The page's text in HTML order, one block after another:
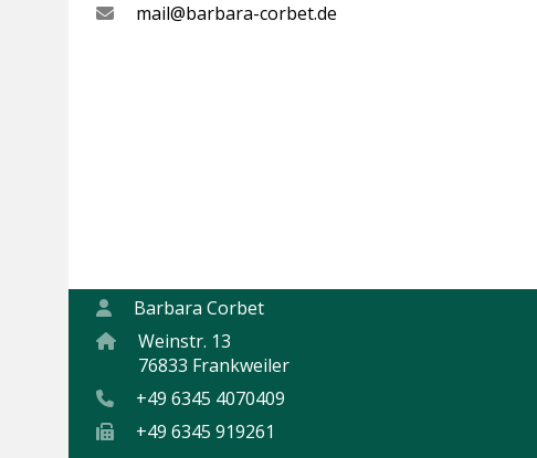
mail@barbara-corbet.de
Barbara Corbet
Weinstr. 13
76833 Frankweiler
+49 6345 4070409
+49 6345 919261